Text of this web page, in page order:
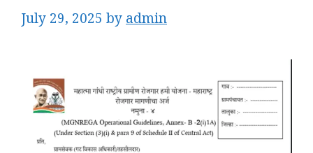
July 29, 2025 byadmin